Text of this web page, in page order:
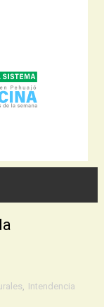
Intendencia